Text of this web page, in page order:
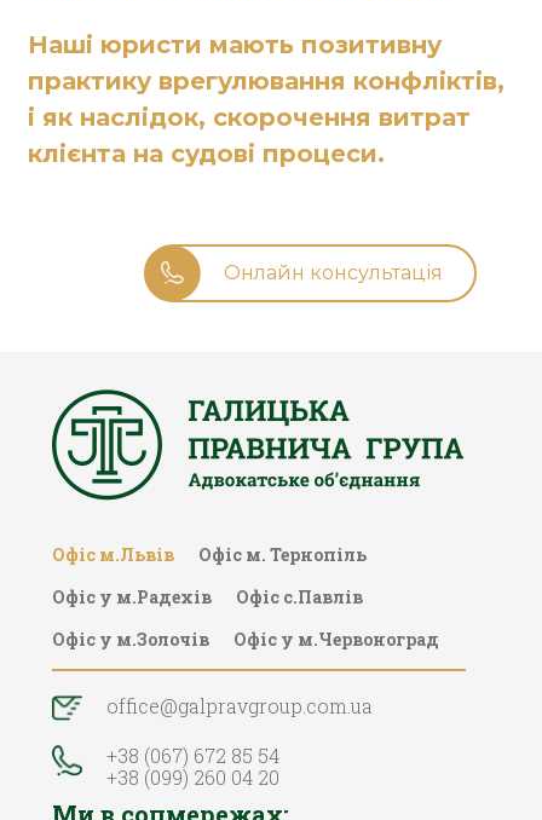
Наші юристи мають позитивну
практику врегулювання конфліктів,
і як наслідок, скорочення витрат
клієнта на судові процеси.
Онлайн консультація
Офіс м.Львів
Офіc м. Тернопіль
Офіс у м.Радехів
Офіс с.Павлів
Офіс у м.Золочів
Офіс у м.Червоноград
office@galpravgroup.com.ua
+38 (067) 672 85 54
+38 (099) 260 04 20